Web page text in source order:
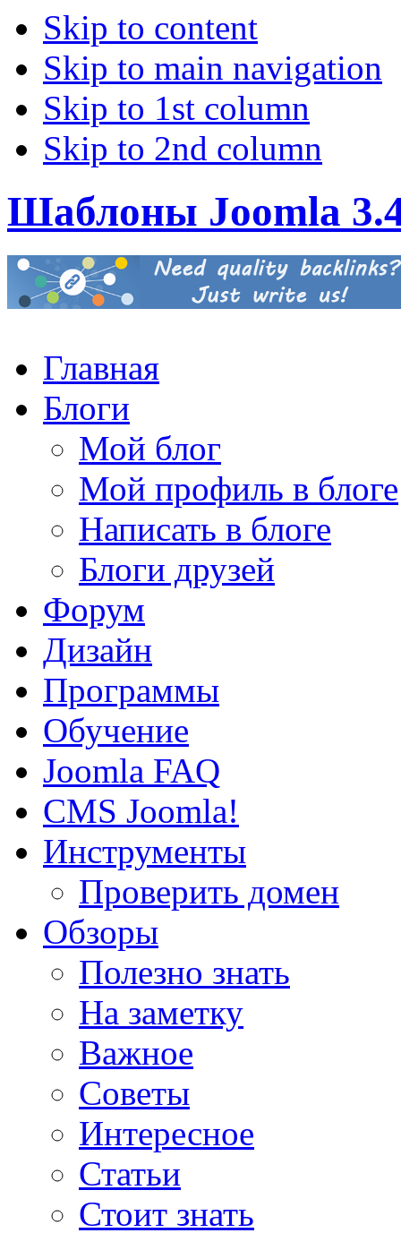
Skip to content
Skip to main navigation
Skip to 1st column
Skip to 2nd column
Шаблоны Joomla
Главная
Блоги
Мой блог
Мой профиль в блоге
Написать в блоге
Блоги друзей
Форум
Дизайн
Программы
Обучение
Joomla FAQ
CMS Joomla!
Инструменты
Проверить домен
Обзоры
Полезно знать
На заметку
Важное
Советы
Интересное
Статьи
Стоит знать